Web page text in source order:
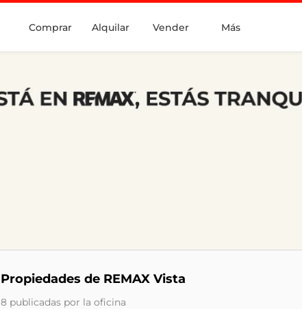
Comprar Alquilar Vender Más
Propiedades de REMAX Vista
8 publicadas por la oficina